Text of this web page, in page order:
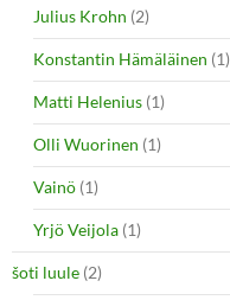
Julius Krohn (2)
Konstantin Hämäläinen (1)
Matti Helenius (1)
Olli Wuorinen (1)
Vainö (1)
Yrjö Veijola (1)
šoti luule (2)